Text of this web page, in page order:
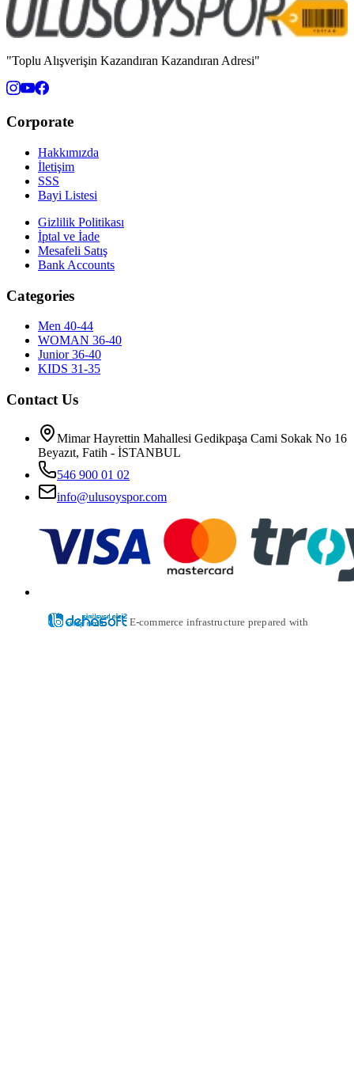
"Toplu Alışverişin Kazandıran Kazandıran Adresi"
Corporate
Hakkımızda
İletişim
SSS
Bayi Listesi
Gizlilik Politikası
İptal ve İade
Mesafeli Satış
Bank Accounts
Categories
Men 40-44
WOMAN 36-40
Junior 36-40
KIDS 31-35
Contact Us
Mimar Hayrettin Mahallesi Gedikpaşa Cami Sokak No 16
Beyazıt, Fatih - İSTANBUL
546 900 01 02
info@ulusoyspor.com
E-commerce infrastructure prepared with